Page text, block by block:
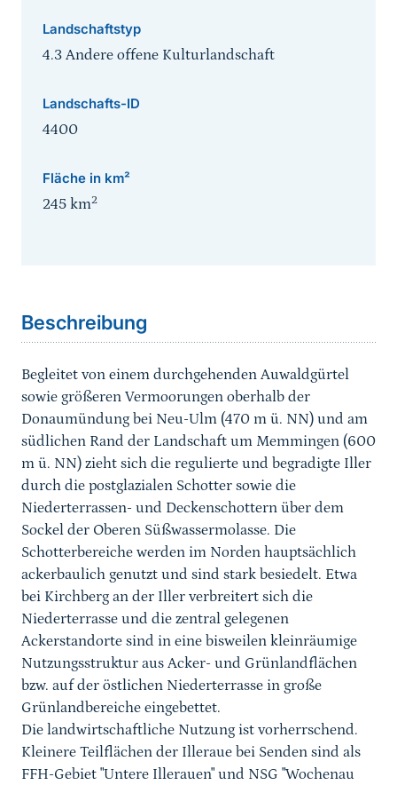
Landschaftstyp
4.3 Andere offene Kulturlandschaft
Landschafts-ID
4400
Fläche in km²
245 km2
Beschreibung
Begleitet von einem durchgehenden Auwaldgürtel
sowie größeren Vermoorungen oberhalb der
Donaumündung bei Neu-Ulm (470 m ü. NN) und am
südlichen Rand der Landschaft um Memmingen (600
m ü. NN) zieht sich die regulierte und begradigte Iller
durch die postglazialen Schotter sowie die
Niederterrassen- und Deckenschottern über dem
Sockel der Oberen Süßwassermolasse. Die
Schotterbereiche werden im Norden hauptsächlich
ackerbaulich genutzt und sind stark besiedelt. Etwa
bei Kirchberg an der Iller verbreitert sich die
Niederterrasse und die zentral gelegenen
Ackerstandorte sind in eine bisweilen kleinräumige
Nutzungsstruktur aus Acker- und Grünlandflächen
bzw. auf der östlichen Niederterrasse in große
Grünlandbereiche eingebettet.
Die landwirtschaftliche Nutzung ist vorherrschend.
Kleinere Teilflächen der Illeraue bei Senden sind als
FFH-Gebiet "Untere Illerauen" und NSG "Wochenau